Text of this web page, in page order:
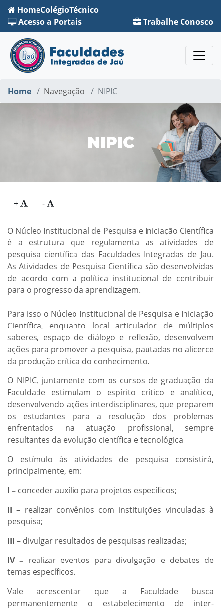
HomeColégioTécnico
Acesso a Portais
Trabalhe Conosco
Home Navegação NIPIC
NIPIC
+ -
O Núcleo Institucional de Pesquisa e Iniciação Científica
é a estrutura que regulamenta as atividades de
pesquisa científica das Faculdades Integradas de Jau.
As Atividades de Pesquisa Científica são desenvolvidas
de acordo com a política institucional de contribuir
para o progresso da aprendizagem.
Para isso o Núcleo Institucional de Pesquisa e Iniciação
Científica, enquanto local articulador de múltiplos
saberes, espaço de diálogo e reflexão, desenvolvem
ações para promover a pesquisa, pautadas no alicerce
da produção crítica do conhecimento.
O NIPIC, juntamente com os cursos de graduação da
Faculdade estimulam o espírito crítico e analítico,
desenvolvendo ações interdisciplinares, que preparem
os estudantes para a resolução dos problemas
enfrentados na atuação profissional, sempre
resultantes da evolução científica e tecnológica.
O estímulo às atividades de pesquisa consistirá,
principalmente, em:
I – conceder auxílio para projetos específicos;
II – realizar convênios com instituições vinculadas à
pesquisa;
III – divulgar resultados de pesquisas realizadas;
IV – realizar eventos para divulgação e debates de
temas específicos.
Vale acrescentar que a Faculdade busca
permanentemente o estabelecimento de inter-